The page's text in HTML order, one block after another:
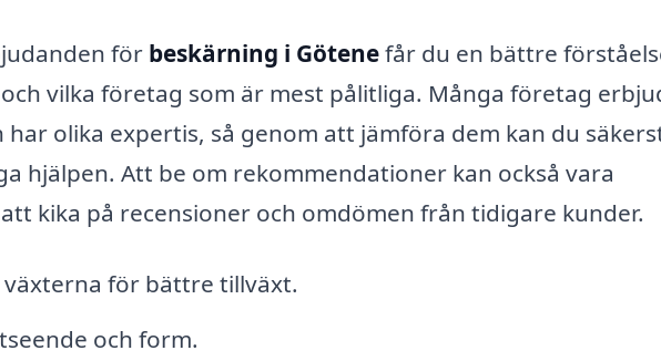
för beskärning i Götenefår du en bättre
vilka företag som är mest pålitliga. Många företag
har olika expertis, så genom att jämföra dem kan du
hjälpen. Att be om rekommendationer kan också vara
kika på recensioner och omdömen från tidigare kunder.
för bättre tillväxt.
och form.